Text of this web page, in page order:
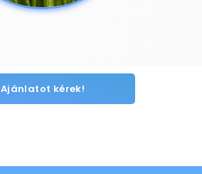
Ajánlatot kérek!